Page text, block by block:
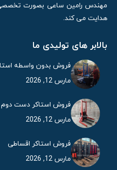
مهندس رامین ساعی بصورت تخصصی
هدایت می کند.
بالابر های تولیدی ما
فروش بدون واسطه
مارس 12, 2026
فروش استاکر دست دوم
مارس 12, 2026
فروش استاکر اقساطی
مارس 12, 2026